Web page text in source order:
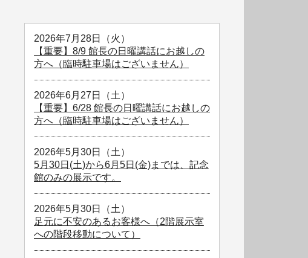
2026年7月28日（火）
【重要】8/9 館長の日曜講話にお越しの
方へ（臨時駐車場はございません）
2026年6月27日（土）
【重要】6/28 館長の日曜講話にお越しの
方へ（臨時駐車場はございません）
2026年5月30日（土）
5月30日(土)から6月5日(金)までは、記念
館のみの展示です。
2026年5月30日（土）
足元に不安のあるお客様へ（2階展示室
への階段移動について）